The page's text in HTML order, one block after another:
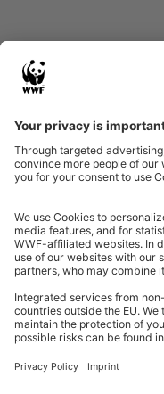
Ein Projekt der